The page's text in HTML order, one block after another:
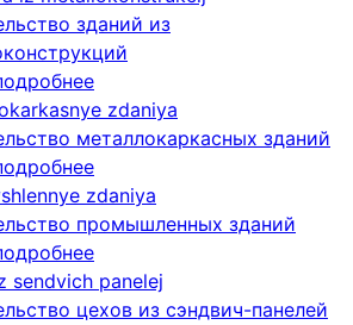
зданий из
металлокаркасных зданий
промышленных зданий
цехов из сэндвич-панелей